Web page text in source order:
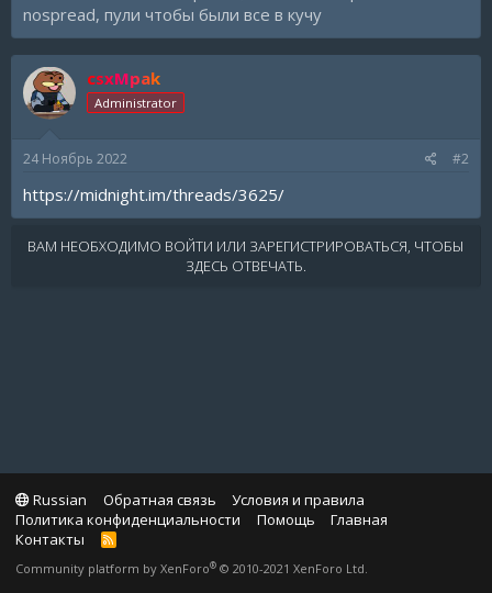
nospread, пули чтобы были все в кучу
csxMpak
Administrator
24 Ноябрь 2022 #2
https://midnight.im/threads/3625/
ВАМ НЕОБХОДИМО ВОЙТИ ИЛИ ЗАРЕГИСТРИРОВАТЬСЯ, ЧТОБЫ
ЗДЕСЬ ОТВЕЧАТЬ.
Russian Обратная связь
Условия и правила
Политика конфиденциальности
Помощь
Главная
Контакты
R
S
Community platform by XenForo® © 2010-2021 XenForo Ltd.